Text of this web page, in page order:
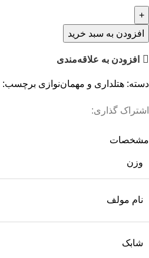
افزودن به سبد خرید
افزودن به علاقه‌مندی
دسته: هتلداری و مهمان‌نوازی برچسب:
اشتراک گذاری:
مشخصات
وزن
نام مولف
شابک